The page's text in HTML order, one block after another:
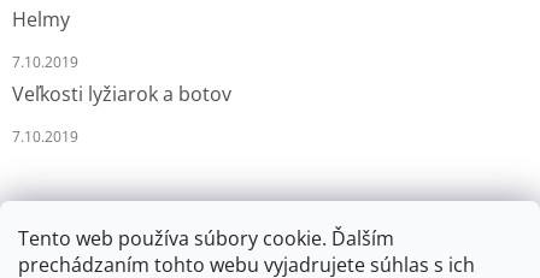
Tento web používa súbory cookie. Ďalším
prechádzaním tohto webu vyjadrujete súhlas s ich
Helmy
7.10.2019
Veľkosti lyžiarok a botov
7.10.2019